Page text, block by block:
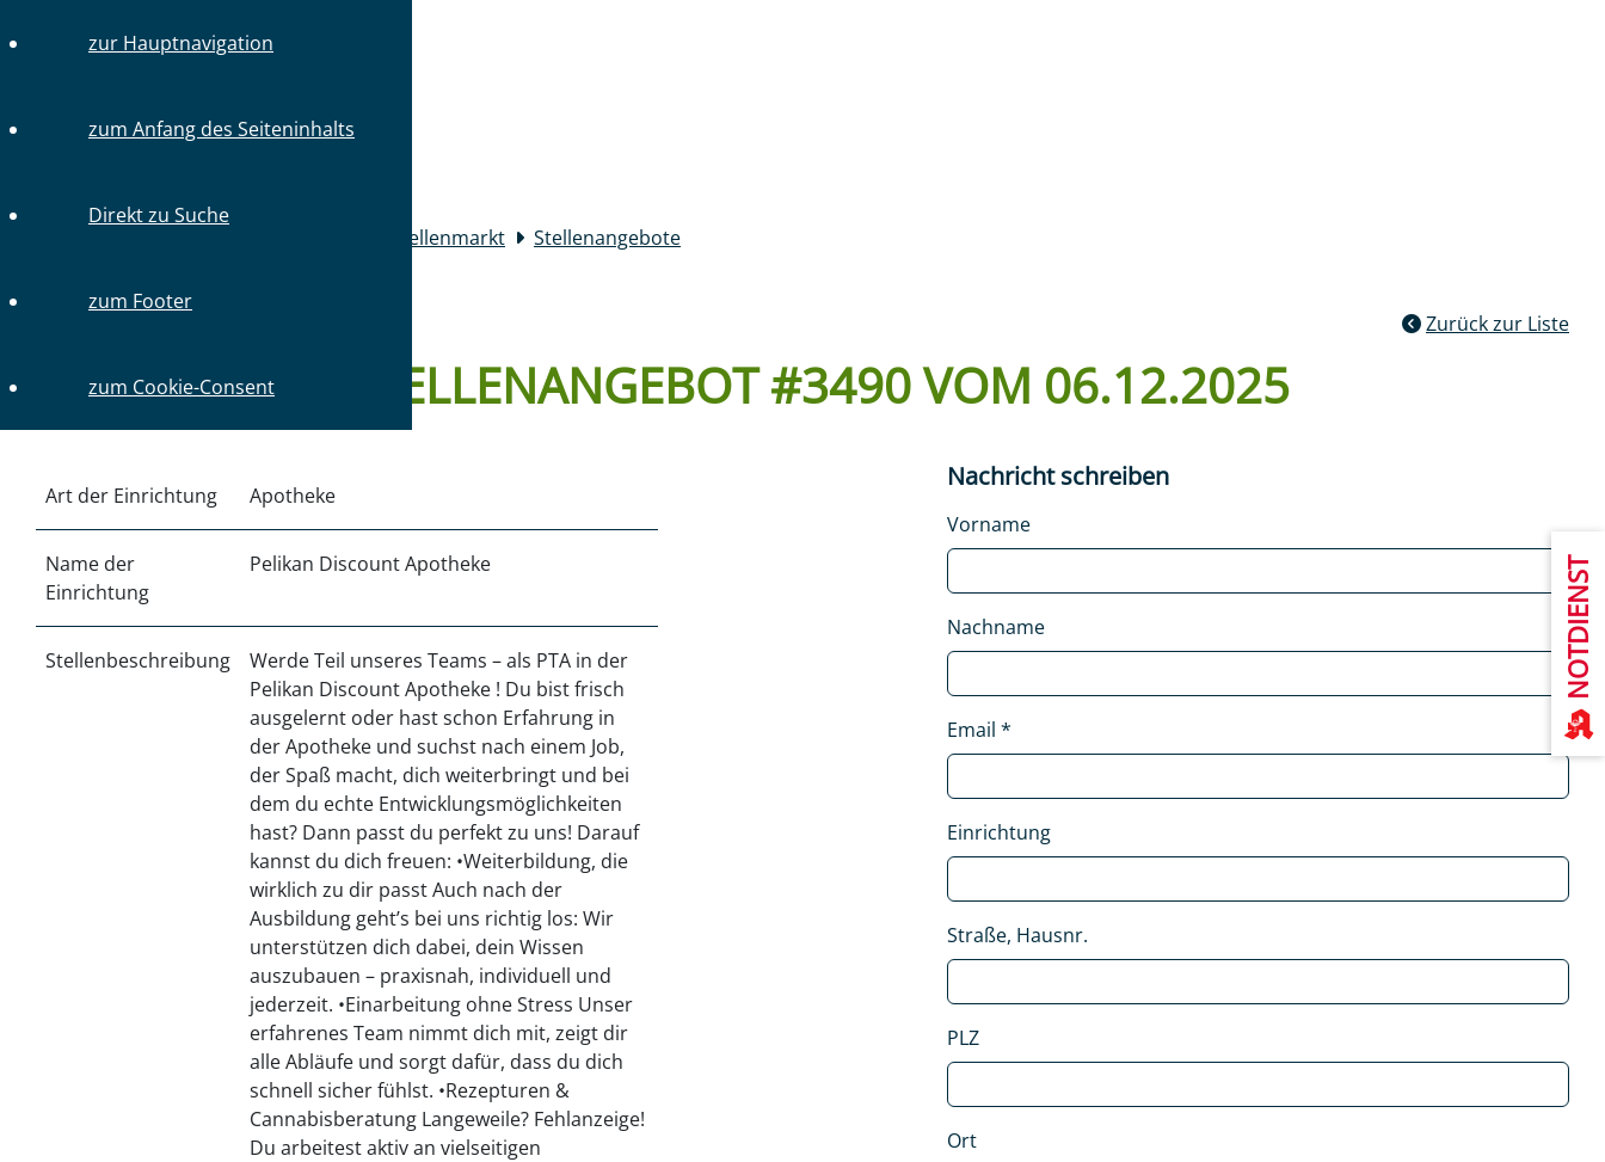
zur Hauptnavigation
zum Anfang des Seiteninhalts
Direkt zu Suche
zum Footer
zum Cookie-Consent
NOTDIENST
Stellenmarkt Stellenangebote
Zurück zur Liste
DETAILS ZUM STELLENANGEBOT #3490 VOM 06.12.2025
Art der Einrichtung Apotheke
Name der
Einrichtung
Pelikan Discount Apotheke
Stellenbeschreibung
Werde Teil unseres Teams – als PTA in der
Pelikan Discount Apotheke ! Du bist frisch
ausgelernt oder hast schon Erfahrung in
der Apotheke und suchst nach einem Job,
der Spaß macht, dich weiterbringt und bei
dem du echte Entwicklungsmöglichkeiten
hast? Dann passt du perfekt zu uns! Darauf
kannst du dich freuen: •Weiterbildung, die
wirklich zu dir passt Auch nach der
Ausbildung geht’s bei uns richtig los: Wir
unterstützen dich dabei, dein Wissen
auszubauen – praxisnah, individuell und
jederzeit. •Einarbeitung ohne Stress Unser
erfahrenes Team nimmt dich mit, zeigt dir
alle Abläufe und sorgt dafür, dass du dich
schnell sicher fühlst. •Rezepturen &
Cannabisberatung Langeweile? Fehlanzeige!
Du arbeitest aktiv an vielseitigen
Nachricht schreiben
Vorname
Nachname
Email *
Einrichtung
Straße, Hausnr.
PLZ
Ort